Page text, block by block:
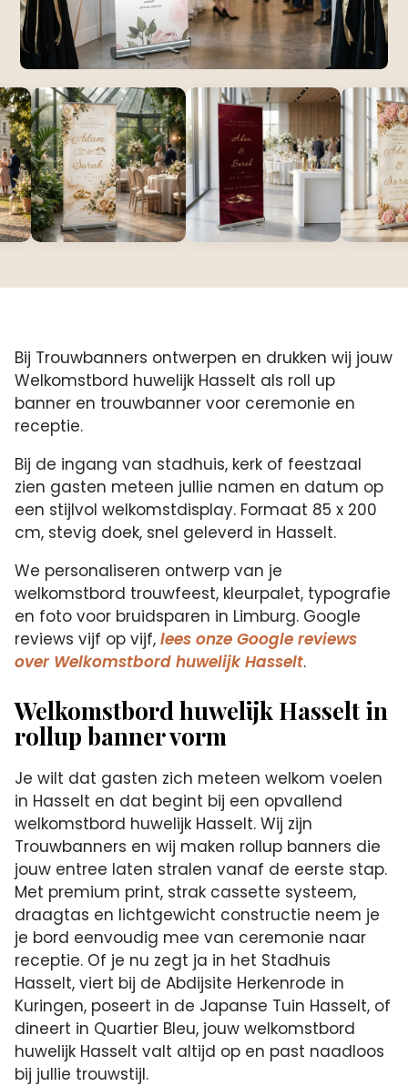
Bij Trouwbanners ontwerpen en drukken wij jouw
Welkomstbord huwelijk Hasselt als roll up
banner en trouwbanner voor ceremonie en
receptie.
Bij de ingang van stadhuis, kerk of feestzaal
zien gasten meteen jullie namen en datum op
een stijlvol welkomstdisplay. Formaat 85 x 200
cm, stevig doek, snel geleverd in Hasselt.
We personaliseren ontwerp van je
welkomstbord trouwfeest, kleurpalet, typografie
en foto voor bruidsparen in Limburg. Google
reviews vijf op vijf,lees onze Google reviews
over Welkomstbord huwelijk Hasselt.
Welkomstbord huwelijk Hasselt in
rollup banner vorm
Je wilt dat gasten zich meteen welkom voelen
in Hasselt en dat begint bij een opvallend
welkomstbord huwelijk Hasselt. Wij zijn
Trouwbanners en wij maken rollup banners die
jouw entree laten stralen vanaf de eerste stap.
Met premium print, strak cassette systeem,
draagtas en lichtgewicht constructie neem je
je bord eenvoudig mee van ceremonie naar
receptie. Of je nu zegt ja in het Stadhuis
Hasselt, viert bij de Abdijsite Herkenrode in
Kuringen, poseert in de Japanse Tuin Hasselt, of
dineert in Quartier Bleu, jouw welkomstbord
huwelijk Hasselt valt altijd op en past naadloos
bij jullie trouwstijl.